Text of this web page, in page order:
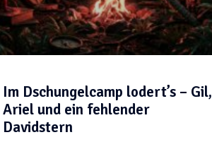
Im Dschungelcamp lodert’s – Gil,
Ariel und ein fehlender
Davidstern